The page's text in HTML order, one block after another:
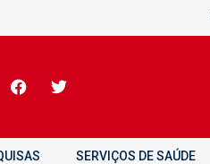
SERVIÇOS DE SAÚDE